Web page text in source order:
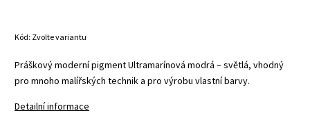
Kód: Zvolte variantu
Práškový moderní pigment Ultramarínová modrá – světlá, vhodný
pro mnoho malířských technik a pro výrobu vlastní barvy.
Detailní informace